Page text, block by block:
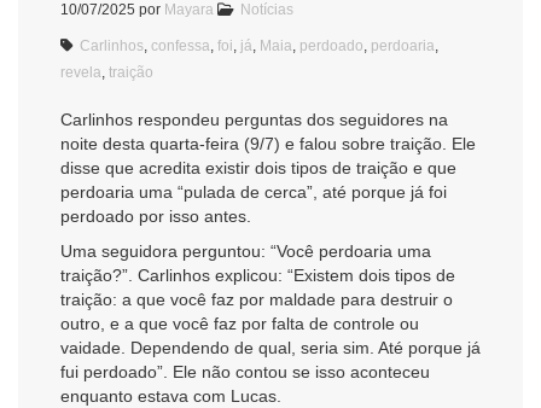
10/07/2025 por Mayara Notícias
Carlinhos confessa foi já Maia perdoado perdoaria
revela traição
Carlinhos respondeu perguntas dos seguidores na
noite desta quarta-feira (9/7) e falou sobre traição. Ele
disse que acredita existir dois tipos de traição e que
perdoaria uma “pulada de cerca”, até porque já foi
perdoado por isso antes.
Uma seguidora perguntou: “Você perdoaria uma
traição?”. Carlinhos explicou: “Existem dois tipos de
traição: a que você faz por maldade para destruir o
outro, e a que você faz por falta de controle ou
vaidade. Dependendo de qual, seria sim. Até porque já
fui perdoado”. Ele não contou se isso aconteceu
enquanto estava com Lucas.